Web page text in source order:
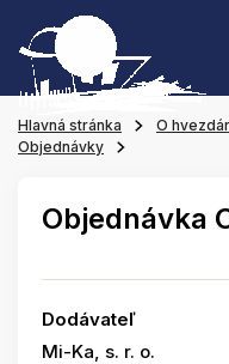
Hlavná stránka O
Objednávky
Objednávka
Dodávateľ
Mi-Ka, s. r. o.